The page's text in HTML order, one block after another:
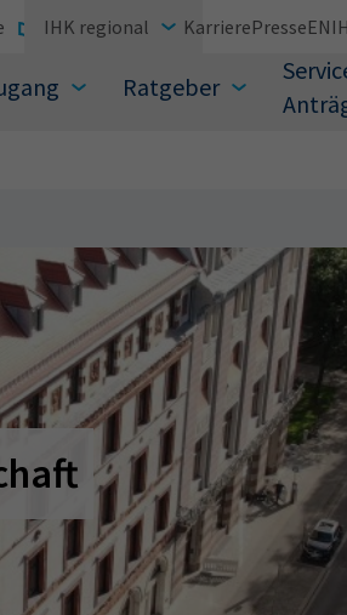
Ratgeber
IHK regional KarrierePresseEN
Suchen
Begriffen vorauswählen